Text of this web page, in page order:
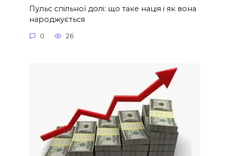
Пульс спільної долі: що таке нація і як вона
народжується
0 26